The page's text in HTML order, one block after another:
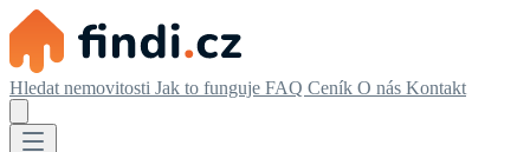
Hledat nemovitosti Jak to funguje FAQ Ceník O nás Kontakt